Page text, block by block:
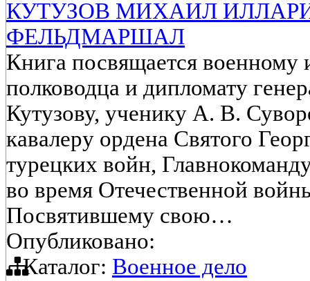
КУТУЗОВ МИХАИЛ
ФЕЛЬДМАРШАЛ
Книга посвящается военному
полководца и дипломату
Кутузову, ученику А. В.
кавалеру ордена Святого
турецких войн,
во время Отечественной
Посвятившему свою…
Опубликовано:
Каталог: Военное дело